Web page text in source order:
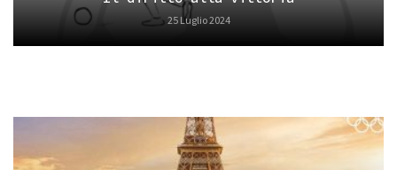
25 Luglio 2024